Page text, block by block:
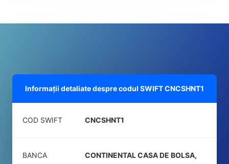
Informații detaliate despre codul SWIFTCNCSHNT1
COD SWIFT CNCSHNT1
BANCA
CONTINENTAL CASA DE BOLSA,